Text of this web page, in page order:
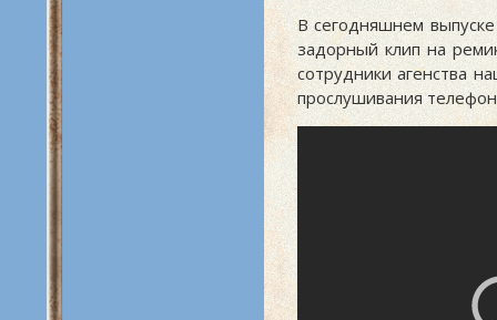
В сегодняшнем
задорный клип на
сотрудники агенства
прослушивания